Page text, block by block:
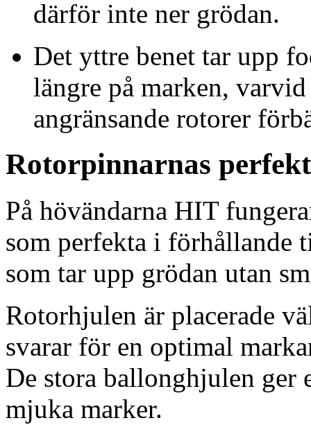
därför inte ner grödan.
Det yttre benet tar upp
längre på marken,
angränsande rotorer
Rotorpinnarnas
På hövändarna HIT
som perfekta i förhållande
som tar upp grödan utan
Rotorhjulen är placerade
svarar för en optimal
De stora ballonghjulen ger
mjuka marker.